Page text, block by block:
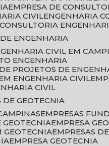
EMPRESA DE
CIVIL ENGENHARIA
CONSULTORIA
DE ENGENHARIA
CIVIL EM
ENGENHARIA
DE PROJETOS DE
ENGENHARIA CIVIL
CIVIL
DE GEOTECNIA
EMPRESAS
GEOTECNIA EMPRESA
GEOTECNIA EMPRESAS
EMPRESA GEOTECNIA